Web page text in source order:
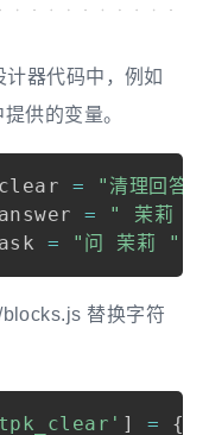
器代码中，例如
供的变量。
= "清理回答"
=
" 茉莉 的
= "问 茉莉 "
替换字符
] =
{